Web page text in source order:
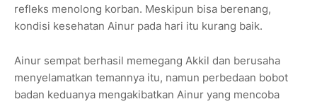
refleks menolong korban. Meskipun bisa berenang,
kondisi kesehatan Ainur pada hari itu kurang baik.
Ainur sempat berhasil memegang Akkil dan berusaha
menyelamatkan temannya itu, namun perbedaan bobot
badan keduanya mengakibatkan Ainur yang mencoba